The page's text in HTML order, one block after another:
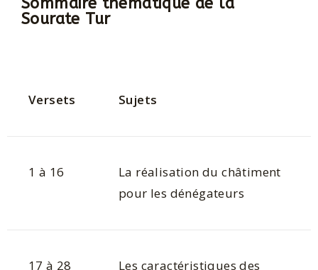
Sourate Tur
Versets Sujets
1 à 16
La réalisation du châtiment
pour les dénégateurs
17 à 28
Les caractéristiques des